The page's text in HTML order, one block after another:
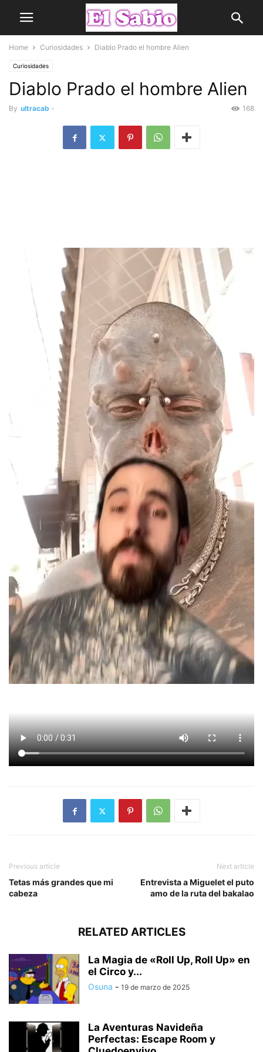
Home Curiosidades Diablo Prado el hombre Alien
Curiosidades
Diablo Prado el hombre Alien
By ultracab - 168
Previous article
Tetas más grandes que mi
cabeza
Next article
Entrevista a Miguelet el puto
amo de la ruta del bakalao
RELATED ARTICLES
La Magia de «Roll Up, Roll Up» en
el Circo y...
Osuna - 19 de marzo de 2025
La Aventuras Navideña
Perfectas: Escape Room y